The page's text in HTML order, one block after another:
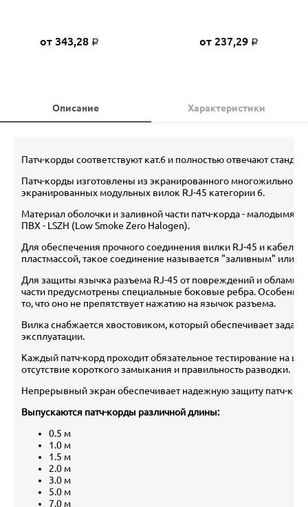
от 343,28 Р от 237,29 Р
Описание Характеристики
Патч-корды соответствуют кат.6 и полностью отвечают
Патч-корды изготовлены из экранированного многожильного
экранированных модульных вилок RJ-45 категории 6.
Материал оболочки и заливной части патч-корда -
ПВХ - LSZH (Low Smoke Zero Halogen).
Для обеспечения прочного соединения вилки RJ-45 и кабеля
пластмассой, такое соединение называется "заливным" или
Для защиты язычка разъема RJ-45 от повреждений и
части предусмотрены специальные боковые ребра.
то, что оно не препятствует нажатию на язычок разъема.
Вилка снабжается хвостовиком, который обеспечивает
эксплуатации.
Каждый патч-корд проходит обязательное тестирование на
отсутствие короткого замыкания и правильность разводки.
Непрерывный экран обеспечивает надежную защиту патч-
Выпускаются патч-корды различной длины:
0.5 м
1.0 м
1.5 м
2.0 м
3.0 м
5.0 м
7.0 м